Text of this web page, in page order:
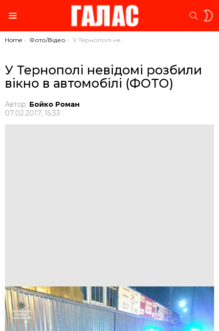
You are here:
Home Фото/Відео У Тернополі невідомі розбили вікно в автомобілі (ФОТО)
У Тернополі невідомі розбили
вікно в автомобілі (ФОТО)
Автор: Бойко Роман
07.02.2017, 15:33